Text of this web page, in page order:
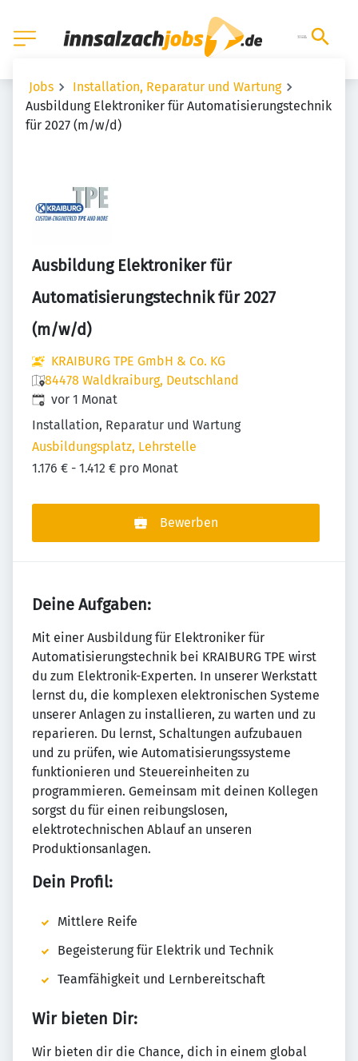
Jobs
Installation, Reparatur und Wartung
Ausbildung Elektroniker für Automatisierungstechnik
für 2027 (m/w/d)
Ausbildung Elektroniker für
Automatisierungstechnik für 2027
(m/w/d)
KRAIBURG TPE GmbH & Co. KG
84478 Waldkraiburg, Deutschland
Veröffentlicht:
vor 1 Monat
Installation, Reparatur und Wartung
Ausbildungsplatz, Lehrstelle
1.176 € - 1.412 € pro Monat
Bewerben
Deine Aufgaben:
Mit einer Ausbildung für Elektroniker für
Automatisierungstechnik bei KRAIBURG TPE wirst
du zum Elektronik-Experten. In unserer Werkstatt
lernst du, die komplexen elektronischen Systeme
unserer Anlagen zu installieren, zu warten und zu
reparieren. Du lernst, Schaltungen aufzubauen
und zu prüfen, wie Automatisierungssysteme
funktionieren und Steuereinheiten zu
programmieren. Gemeinsam mit deinen Kollegen
sorgst du für einen reibungslosen,
elektrotechnischen Ablauf an unseren
Produktionsanlagen.
Dein Profil:
Mittlere Reife
Begeisterung für Elektrik und Technik
Teamfähigkeit und Lernbereitschaft
Wir bieten Dir:
Wir bieten dir die Chance, dich in einem global